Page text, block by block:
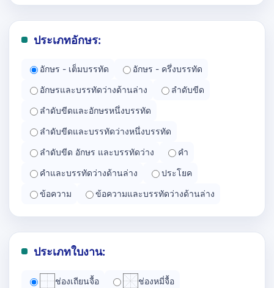
ประเภทอักษร:
อักษร - เต็มบรรทัด
อักษร - ครึ่งบรรทัด
อักษรและบรรทัดว่างด้านล่าง
ลำดับขีด
ลำดับขีดและอักษรหนึ่งบรรทัด
ลำดับขีดและบรรทัดว่างหนึ่งบรรทัด
ลำดับขีด อักษร และบรรทัดว่าง
คำ
คำและบรรทัดว่างด้านล่าง
ประโยค
ข้อความ
ข้อความและบรรทัดว่างด้านล่าง
ประเภทใบงาน:
ช่องเถียนจื้อ ช่องหมี่จื้อ